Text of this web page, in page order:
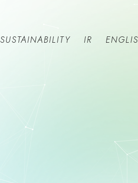
SUSTAINABILITY IR